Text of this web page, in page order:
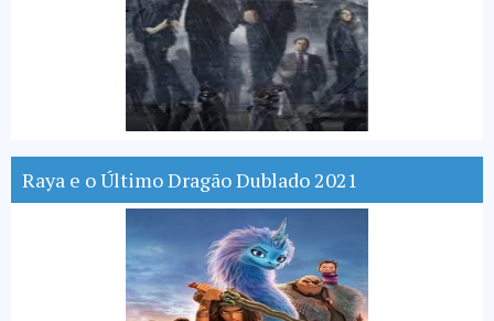
Raya e o Último Dragão Dublado 2021